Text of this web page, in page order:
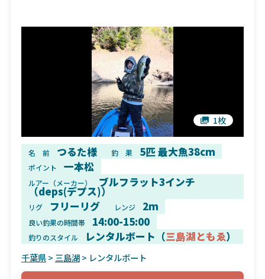
1枚
名 前 つるた様 釣 果 5匹 最大魚38cm
ポイント 一本松
ルアー（メーカー） ブルフラット3インチ
（deps(デプス)）
リグ フリーリグ レンジ 2m
良い釣果の時間帯 14:00-15:00
釣りのスタイル レンタルボート（三島湖ともゑ）
千葉県> 三島湖> レンタルボート